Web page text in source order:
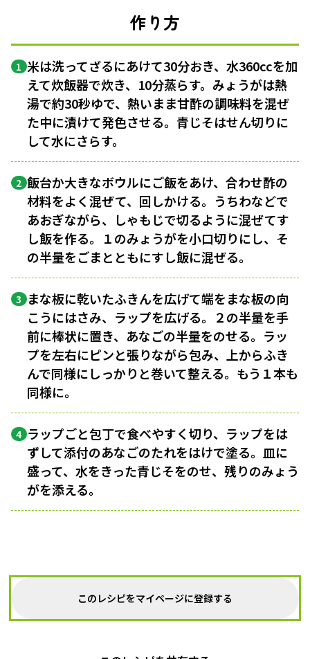
作り方
1 米は洗ってざるにあけて30分おき、水360ccを加
えて炊飯器で炊き、10分蒸らす。みょうがは熱
湯で約30秒ゆで、熱いまま甘酢の調味料を混ぜ
た中に漬けて発色させる。青じそはせん切りに
して水にさらす。
2 飯台か大きなボウルにご飯をあけ、合わせ酢の
材料をよく混ぜて、回しかける。うちわなどで
あおぎながら、しゃもじで切るように混ぜてす
し飯を作る。１のみょうがを小口切りにし、そ
の半量をごまとともにすし飯に混ぜる。
3 まな板に乾いたふきんを広げて端をまな板の向
こうにはさみ、ラップを広げる。２の半量を手
前に棒状に置き、あなごの半量をのせる。ラッ
プを左右にピンと張りながら包み、上からふき
んで同様にしっかりと巻いて整える。もう１本も
同様に。
4 ラップごと包丁で食べやすく切り、ラップをは
ずして添付のあなごのたれをはけで塗る。皿に
盛って、水をきった青じそをのせ、残りのみょう
がを添える。
このレシピをマイページに登録する